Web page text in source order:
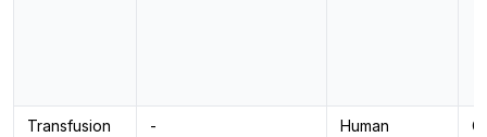
Transfusion
-
Human